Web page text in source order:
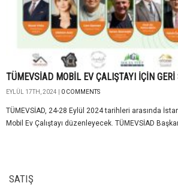
TÜMEVSİAD MOBİL EV ÇALIŞTAYI İÇİN GERİ
EYLÜL 17TH, 2024 | 0 COMMENTS
TÜMEVSİAD, 24-28 Eylül 2024 tarihleri arasında
Mobil Ev Çalıştayı düzenleyecek. TÜMEVSİAD
SATIŞ